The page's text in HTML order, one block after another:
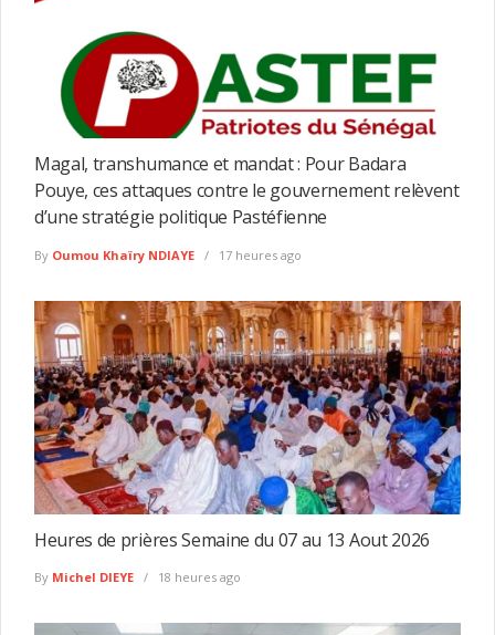
Magal, transhumance et mandat : Pour Badara
Pouye, ces attaques contre le gouvernement relèvent
d’une stratégie politique Pastéfienne
By Oumou Khaïry NDIAYE 17 heures ago
Heures de prières Semaine du 07 au 13 Aout 2026
By Michel DIEYE 18 heures ago